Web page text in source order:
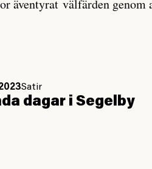
äventyrat välfärden genom
Satir
dagar i Segelby